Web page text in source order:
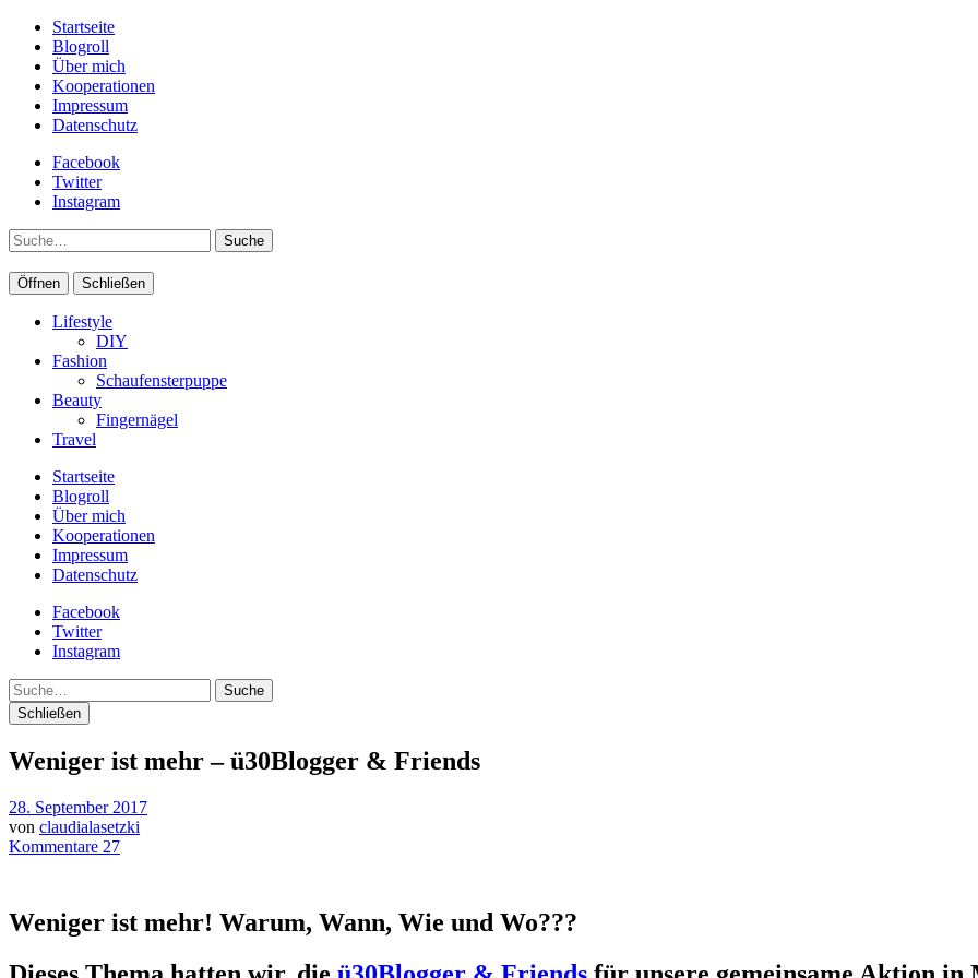
Startseite
Blogroll
Über mich
Kooperationen
Impressum
Datenschutz
Facebook
Twitter
Instagram
Suche
Öffnen Schließen
Lifestyle
DIY
Fashion
Schaufensterpuppe
Beauty
Fingernägel
Travel
Startseite
Blogroll
Über mich
Kooperationen
Impressum
Datenschutz
Facebook
Twitter
Instagram
Suche
Schließen
Weniger ist mehr – ü30Blogger & Friends
28. September 2017
von claudialasetzki
Kommentare 27
Weniger ist mehr! Warum, Wann, Wie und Wo???